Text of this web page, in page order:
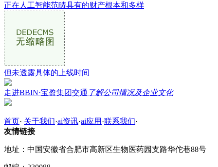
正在人工智能范畴具有的财产根本和多样
但未透露具体的上线时间
走进BBIN·宝盈集团交通 了解公司情况及企业文化
首页· 关于我们·ai资讯·ai应用 ·联系我们·
友情链接
地址：中国安徽省合肥市高新区生物医药园支路华佗巷88号